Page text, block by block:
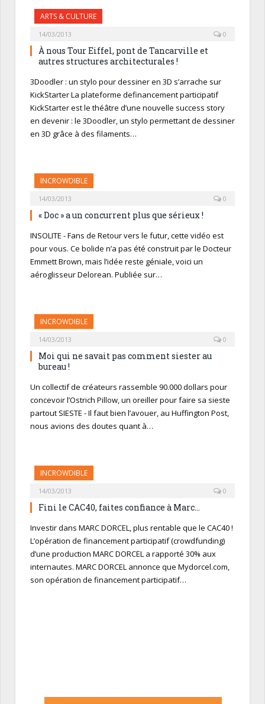
ARTS & CULTURE
14/03/2013 0
À nous Tour Eiffel, pont de Tancarville et
autres structures architecturales !
3Doodler : un stylo pour dessiner en 3D s’arrache sur
KickStarter La plateforme definancement participatif
KickStarter est le théâtre d’une nouvelle success story
en devenir : le 3Doodler, un stylo permettant de dessiner
en 3D grâce à des filaments…
INCROWDIBLE
14/03/2013 0
« Doc » a un concurrent plus que sérieux !
INSOLITE - Fans de Retour vers le futur, cette vidéo est
pour vous. Ce bolide n’a pas été construit par le Docteur
Emmett Brown, mais l’idée reste géniale, voici un
aéroglisseur Delorean. Publiée sur…
INCROWDIBLE
14/03/2013 0
Moi qui ne savait pas comment siester au
bureau !
Un collectif de créateurs rassemble 90.000 dollars pour
concevoir l’Ostrich Pillow, un oreiller pour faire sa sieste
partout SIESTE - Il faut bien l’avouer, au Huffington Post,
nous avions des doutes quant à…
INCROWDIBLE
14/03/2013 0
Fini le CAC40, faites confiance à Marc…
Investir dans MARC DORCEL, plus rentable que le CAC40 !
L’opération de financement participatif (crowdfunding)
d’une production MARC DORCEL a rapporté 30% aux
internautes. MARC DORCEL annonce que Mydorcel.com,
son opération de financement participatif…